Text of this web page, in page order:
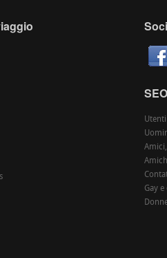
SEO
Utenti
Gay e